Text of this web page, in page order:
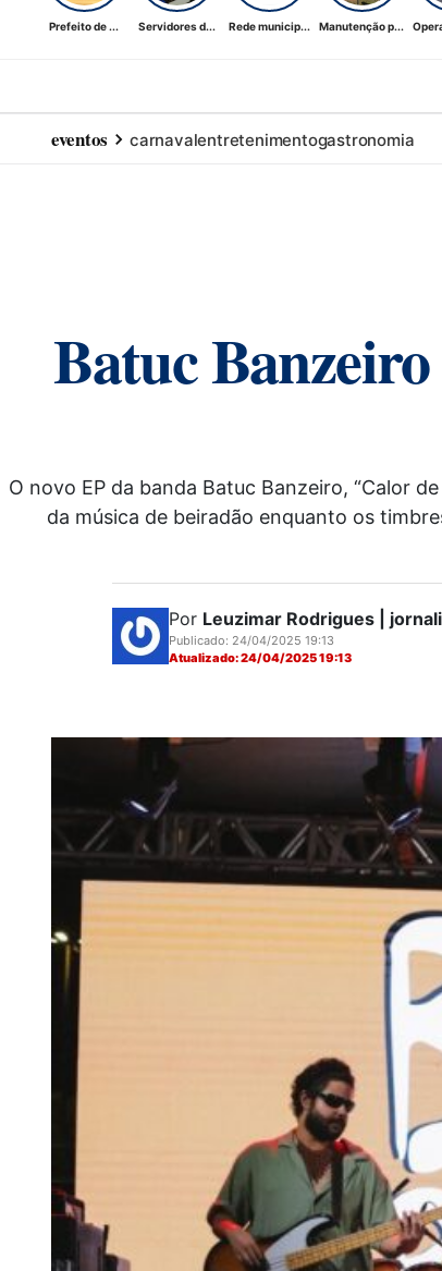
Prefeito de ... Servidores d... Rede municip... Manutenção p...
eventos carnavalentretenimentogastronomia
Batuc
O novo EP da banda Batuc Banzeiro, “Calor
da música de beiradão enquanto os
Por Leuzimar Rodrigues |
Publicado: 24/04/2025 19:13
Atualizado: 24/04/2025 19:13